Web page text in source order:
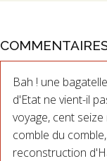
Bah ! une
d'Etat ne vient-il
voyage, cent
comble du
reconstruction